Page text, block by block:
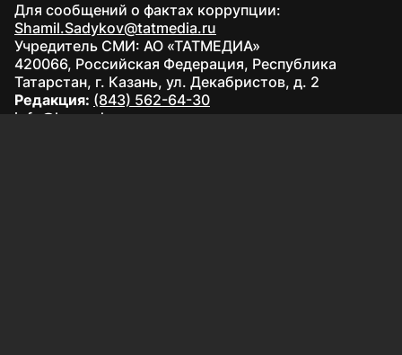
Для сообщений о фактах коррупции:
Shamil.Sadykov@tatmedia.ru
Учредитель СМИ: АО «ТАТМЕДИА»
420066, Российская Федерация, Республика
Татарстан, г. Казань, ул. Декабристов, д. 2
Редакция: (843) 562-64-30
info@kazved.ru